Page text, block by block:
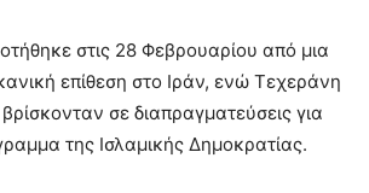
στις 28 Φεβρουαρίου από μια
επίθεση στο Ιράν, ενώ Τεχεράνη
σε διαπραγματεύσεις για
της Ισλαμικής Δημοκρατίας.